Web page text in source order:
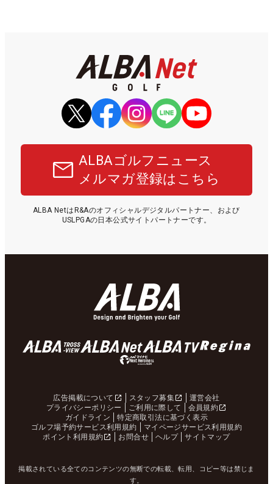
ALBAゴルフニュース
メルマガ登録はこちら
ALBA NetはR&Aのオフィシャルデジタルパートナー、および
USLPGAの日本公式サイトパートナーです。
広告掲載について スタッフ募集
運営会社
プライバシーポリシー
ご利用に際して
会員規約
ガイドライン
特定商取引法に基づく表示
ゴルフ場予約サービス利用規約
マイページサービス利用規約
ポイント利用規約
お問合せ ヘルプ サイトマップ
掲載されている全てのコンテンツの無断での転載、転用、コピー等は禁じま
す。